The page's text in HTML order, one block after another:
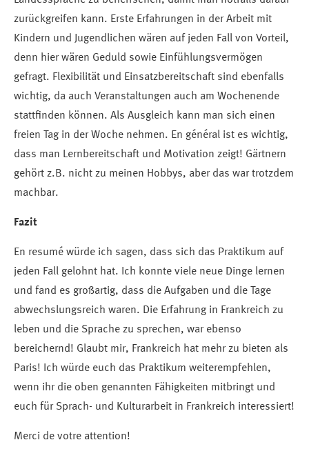
zurückgreifen kann. Erste Erfahrungen in der Arbeit mit
Kindern und Jugendlichen wären auf jeden Fall von Vorteil,
denn hier wären Geduld sowie Einfühlungsvermögen
gefragt. Flexibilität und Einsatzbereitschaft sind ebenfalls
wichtig, da auch Veranstaltungen auch am Wochenende
stattfinden können. Als Ausgleich kann man sich einen
freien Tag in der Woche nehmen. En général ist es wichtig,
dass man Lernbereitschaft und Motivation zeigt! Gärtnern
gehört z.B. nicht zu meinen Hobbys, aber das war trotzdem
machbar.
Fazit
En resumé würde ich sagen, dass sich das Praktikum auf
jeden Fall gelohnt hat. Ich konnte viele neue Dinge lernen
und fand es großartig, dass die Aufgaben und die Tage
abwechslungsreich waren. Die Erfahrung in Frankreich zu
leben und die Sprache zu sprechen, war ebenso
bereichernd! Glaubt mir, Frankreich hat mehr zu bieten als
Paris! Ich würde euch das Praktikum weiterempfehlen,
wenn ihr die oben genannten Fähigkeiten mitbringt und
euch für Sprach- und Kulturarbeit in Frankreich interessiert!
Merci de votre attention!